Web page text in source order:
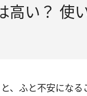
高い？ 使
、ふと不安にな